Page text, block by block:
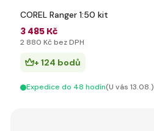
COREL Ranger 1:50 kit
3 485 Kč
2 880 Kč bez DPH
+ 124 bodů
Expedice do 48 hodín(U vás 13.08.)